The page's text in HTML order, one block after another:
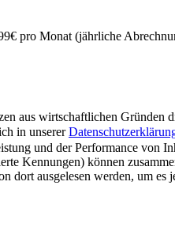
pro Monat (jährliche
aus wirtschaftlichen Gründen
in unserer
und der Performance von
Kennungen) können
dort ausgelesen werden, um